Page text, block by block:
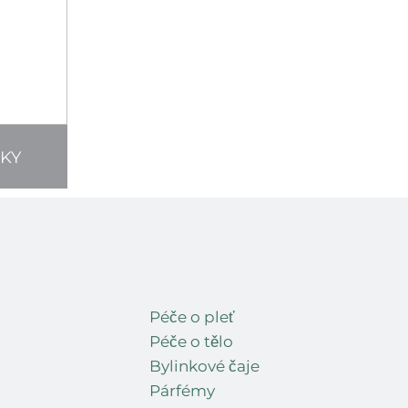
Péče o pleť
Péče o tělo
Bylinkové čaje
Párfémy